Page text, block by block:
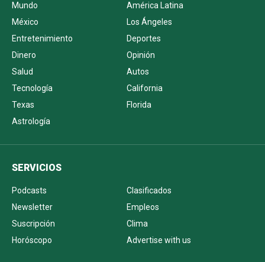
Mundo
América Latina
México
Los Ángeles
Entretenimiento
Deportes
Dinero
Opinión
Salud
Autos
Tecnología
California
Texas
Florida
Astrología
SERVICIOS
Podcasts
Clasificados
Newsletter
Empleos
Suscripción
Clima
Horóscopo
Advertise with us